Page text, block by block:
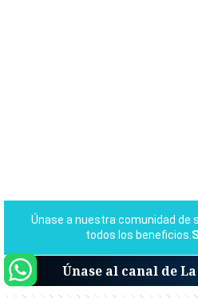
Únase al canal de